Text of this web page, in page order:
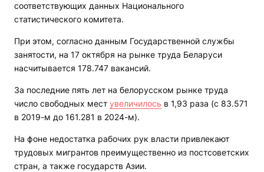
соответствующих данных Национального
статистического комитета.
При этом, согласно данным Государственной службы
занятости, на 17 октября на рынке труда Беларуси
насчитывается 178.747 вакансий.
За последние пять лет на белорусском рынке труда
число свободных мест увеличилось в 1,93 раза (с 83.571
в 2019-м до 161.281 в 2024-м).
На фоне недостатка рабочих рук власти привлекают
трудовых мигрантов преимущественно из постсоветских
стран, а также государств Азии.